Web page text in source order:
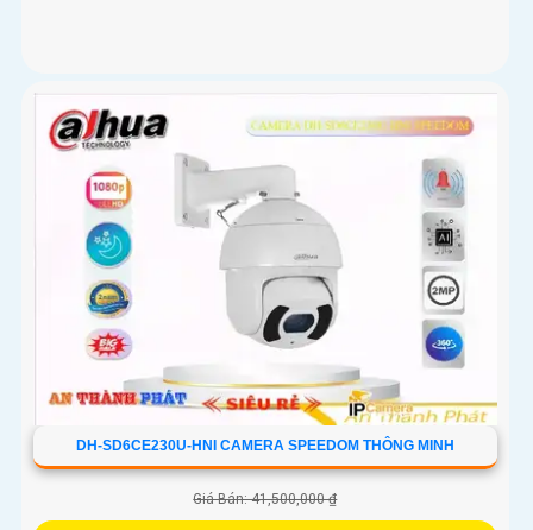
DH-SD6CE230U-HNI CAMERA SPEEDOM THÔNG MINH
Giá Bán: 41,500,000 ₫